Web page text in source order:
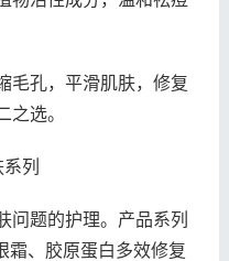
毛孔，平滑肌肤，修复
之选。
列
问题的护理。产品系列
霜、胶原蛋白多效修复